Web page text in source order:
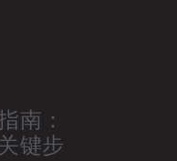
南：
键步